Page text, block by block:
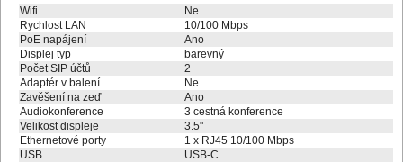
Wifi
Ne
Rychlost LAN
10/100 Mbps
PoE napájení
Ano
Displej typ
barevný
Počet SIP účtů
2
Adaptér v balení
Ne
Zavěšení na zeď
Ano
Audiokonference
3 cestná konference
Velikost displeje
3.5"
Ethernetové porty
1 x RJ45 10/100 Mbps
USB
USB-C